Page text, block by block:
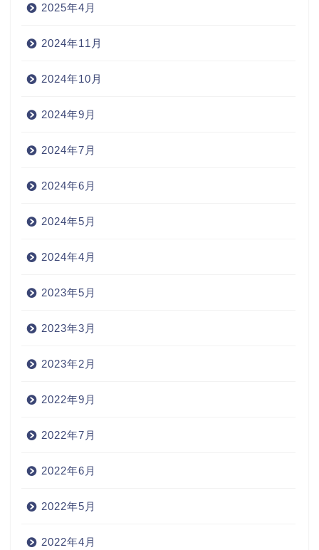
2025年4月
2024年11月
2024年10月
2024年9月
2024年7月
2024年6月
2024年5月
2024年4月
2023年5月
2023年3月
2023年2月
2022年9月
2022年7月
2022年6月
2022年5月
2022年4月